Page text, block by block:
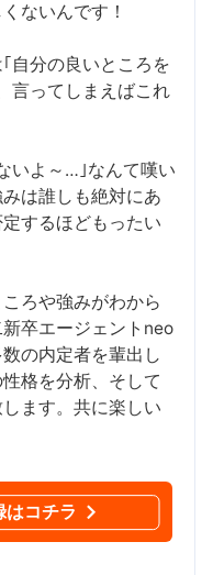
ないんです！
自分の良いところを
言ってしまえばこれ
いよ～…｣なんて嘆い
は誰しも絶対にあ
するほどもったい
ろや強みがわから
卒エージェントneo
の内定者を輩出し
格を分析、そして
ます。共に楽しい
コチラ